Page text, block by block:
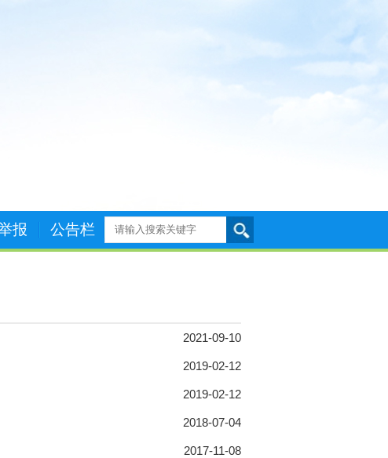
报 公告栏
2021-09-10
2019-02-12
2019-02-12
2018-07-04
2017-11-08